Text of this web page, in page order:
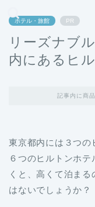
ホテル・旅館 PR
リーズナブ
内にあるヒ
記事内に商
東京都内には３つの
６つのヒルトンホ
くと、高くて泊ま
はないでしょうか？